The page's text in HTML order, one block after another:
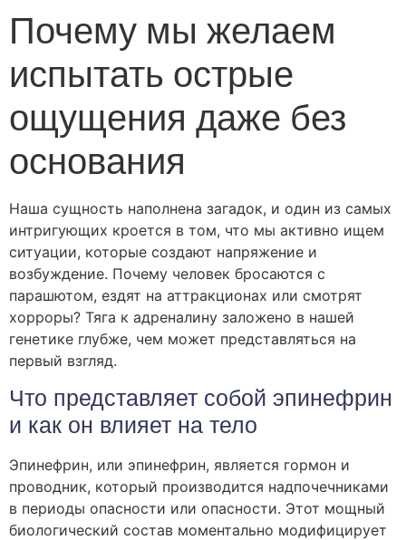
Почему мы желаем
испытать острые
ощущения даже без
основания
Наша сущность наполнена загадок, и один из самых
интригующих кроется в том, что мы активно ищем
ситуации, которые создают напряжение и
возбуждение. Почему человек бросаются с
парашютом, ездят на аттракционах или смотрят
хорроры? Тяга к адреналину заложено в нашей
генетике глубже, чем может представляться на
первый взгляд.
Что представляет собой эпинефрин
и как он влияет на тело
Эпинефрин, или эпинефрин, является гормон и
проводник, который производится надпочечниками
в периоды опасности или опасности. Этот мощный
биологический состав моментально модифицирует